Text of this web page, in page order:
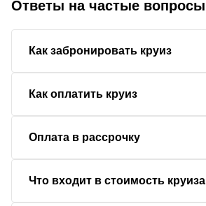
Ответы на частые вопросы
Как забронировать круиз
Как оплатить круиз
Оплата в рассрочку
Что входит в стоимость круиза